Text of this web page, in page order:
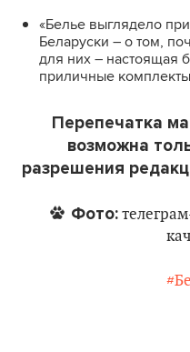
«Белье выглядело
Беларуски – о том,
для них – настоящая
приличные
Перепечатка
возможна
разрешения
Фото: